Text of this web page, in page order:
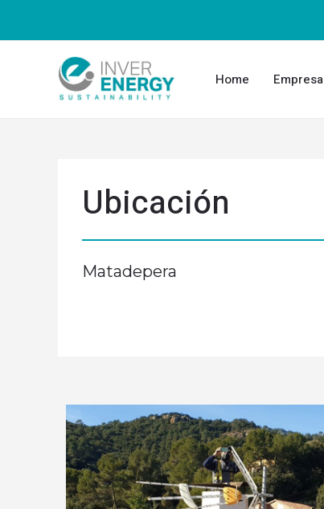
Home Empresa
Ubicación
Matadepera